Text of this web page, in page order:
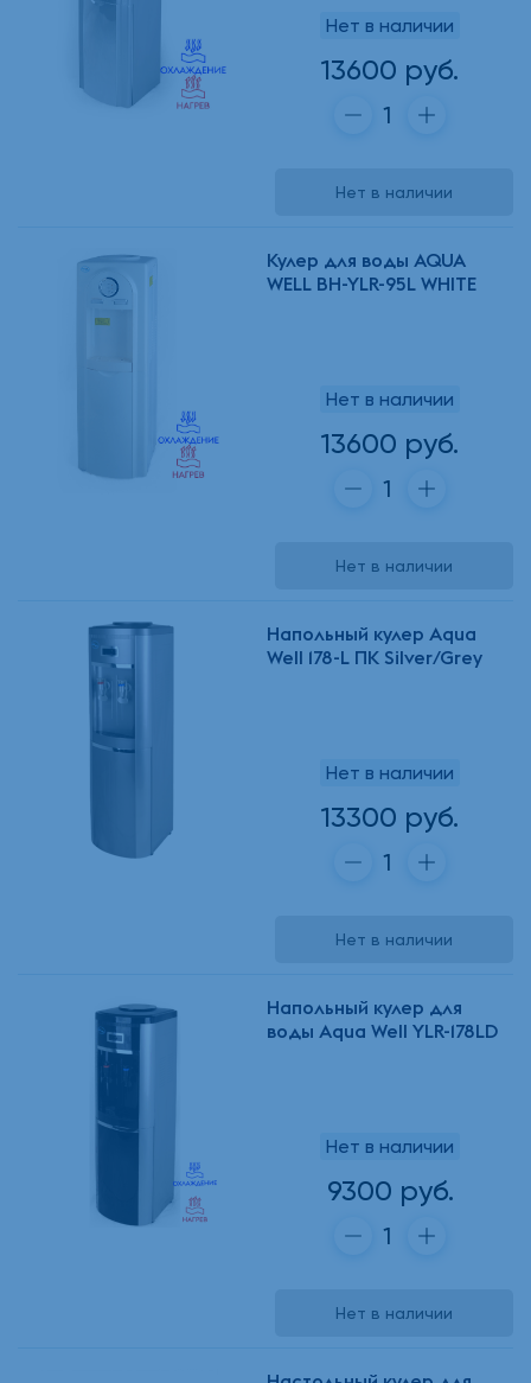
Нет в наличии
13600 руб.
Нет в наличии
Кулер для воды AQUA
WELL BH-YLR-95L WHITE
Нет в наличии
13600 руб.
Нет в наличии
Напольный кулер Aqua
Well 178-L ПК Silver/Grey
Нет в наличии
13300 руб.
Нет в наличии
Напольный кулер для
воды Aqua Well YLR-178LD
Нет в наличии
9300 руб.
Нет в наличии